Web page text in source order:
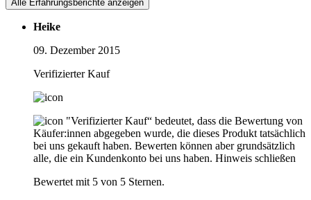
Alle Erfahrungsberichte anzeigen
Heike
09. Dezember 2015
Verifizierter Kauf
"Verifizierter Kauf“ bedeutet, dass die Bewertung von
Käufer:innen abgegeben wurde, die dieses Produkt tatsächlich
bei uns gekauft haben. Bewerten können aber grundsätzlich
alle, die ein Kundenkonto bei uns haben. Hinweis schließen
Bewertet mit 5 von 5 Sternen.